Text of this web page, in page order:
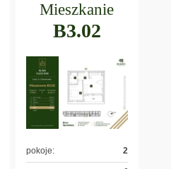
Mieszkanie
B3.02
pokoje: 2